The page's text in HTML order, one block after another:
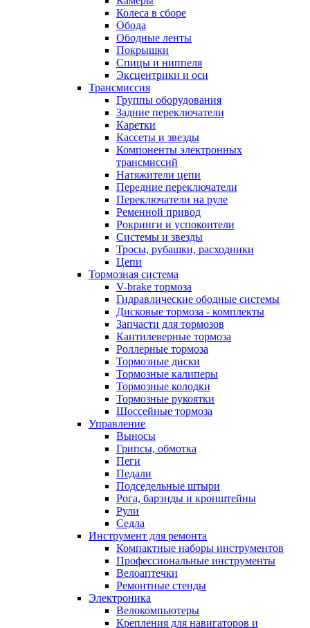
Колеса в сборе
Обода
Ободные ленты
Покрышки
Спицы и ниппеля
Эксцентрики и оси
Трансмиссия
Группы оборудования
Задние переключатели
Каретки
Кассеты и звезды
Компоненты электронных
трансмиссий
Натяжители цепи
Передние переключатели
Переключатели на руле
Ременной привод
Рокринги и успокоители
Системы и звезды
Тросы, рубашки, расходники
Цепи
Тормозная система
V-brake тормоза
Гидравлические ободные системы
Дисковые тормоза - комплекты
Запчасти для тормозов
Кантилеверные тормоза
Роллерные тормоза
Тормозные диски
Тормозные калиперы
Тормозные колодки
Тормозные рукоятки
Шоссейные тормоза
Управление
Выносы
Грипсы, обмотка
Пеги
Педали
Подседельные штыри
Рога, барэнды и кронштейны
Рули
Седла
Инструмент для ремонта
Компактные наборы инструментов
Профессиональные инструменты
Велоаптечки
Ремонтные стенды
Электроника
Велокомпьютеры
Крепления для навигаторов и